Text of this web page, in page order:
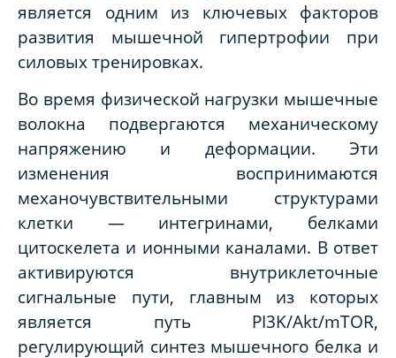
является одним из ключевых факторов
развития мышечной гипертрофии при
силовых тренировках.
Во время физической нагрузки мышечные
волокна подвергаются механическому
напряжению и деформации. Эти
изменения воспринимаются
механочувствительными структурами
клетки — интегринами, белками
цитоскелета и ионными каналами. В ответ
активируются внутриклеточные
сигнальные пути, главным из которых
является путь PI3K/Akt/mTOR,
регулирующий синтез мышечного белка и